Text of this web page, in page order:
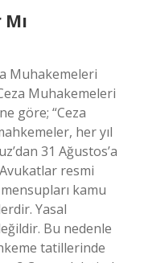
Muhakemeleri
Muhakemeleri
göre; “Ceza
her yıl
31 Ağustos’a
resmi
kamu
Yasal
Bu nedenle
tatillerinde